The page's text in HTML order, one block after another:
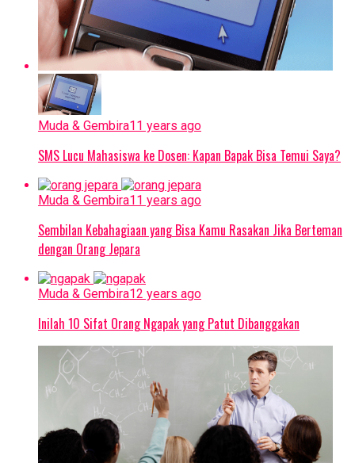
Muda & Gembira11 years ago
SMS Lucu Mahasiswa ke Dosen: Kapan Bapak Bisa Temui Saya?
Muda & Gembira11 years ago
Sembilan Kebahagiaan yang Bisa Kamu Rasakan Jika Berteman
dengan Orang Jepara
Muda & Gembira12 years ago
Inilah 10 Sifat Orang Ngapak yang Patut Dibanggakan